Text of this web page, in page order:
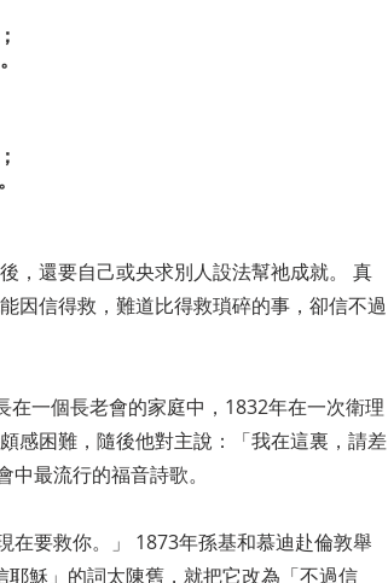
還要自己或央求別人設法幫祂成就。 真
信得救，難道比得救瑣碎的事，卻信不過
在一個長老會的家庭中，1832年在一次衛理
感困難，隨後他對主說：「我在這裏，請差
最流行的福音詩歌。
在要救你。」 1873年孫基和慕迪赴倫敦舉
穌」的詞太陳舊，就把它改為「不過信